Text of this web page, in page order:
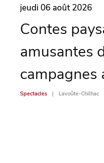
jeudi 06 août 2026
Contes
amusantes
campagnes
Spectacles Lavoûte-Chilhac